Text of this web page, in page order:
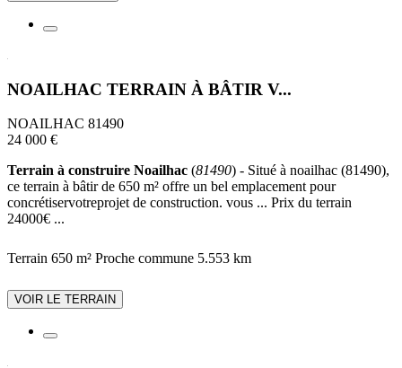
NOAILHAC TERRAIN À BÂTIR V...
NOAILHAC 81490
24 000 €
Terrain à construire Noailhac (81490) - Situé à noailhac (81490),
ce terrain à bâtir de 650 m² offre un bel emplacement pour
concrétiservotreprojet de construction. vous ... Prix du terrain
24000€ ...
Terrain 650 m² Proche commune 5.553 km
VOIR LE TERRAIN